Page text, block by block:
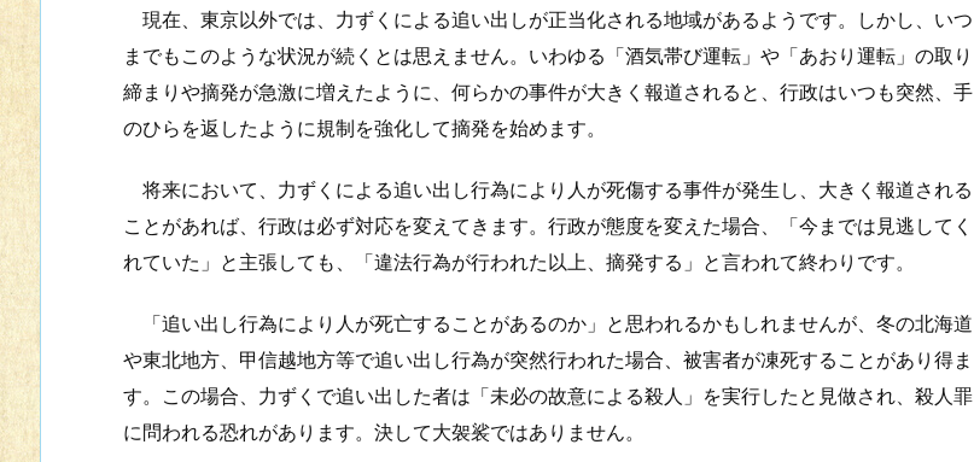
現在、東京以外では、力ずくによる追い出しが正当化される地域があるようです。しかし、いつ
までもこのような状況が続くとは思えません。いわゆる「酒気帯び運転」や「あおり運転」の取り
締まりや摘発が急激に増えたように、何らかの事件が大きく報道されると、行政はいつも突然、手
のひらを返したように規制を強化して摘発を始めます。
将来において、力ずくによる追い出し行為により人が死傷する事件が発生し、大きく報道される
ことがあれば、行政は必ず対応を変えてきます。行政が態度を変えた場合、「今までは見逃してく
れていた」と主張しても、「違法行為が行われた以上、摘発する」と言われて終わりです。
「追い出し行為により人が死亡することがあるのか」と思われるかもしれませんが、冬の北海道
や東北地方、甲信越地方等で追い出し行為が突然行われた場合、被害者が凍死することがあり得ま
す。この場合、力ずくで追い出した者は「未必の故意による殺人」を実行したと見做され、殺人罪
に問われる恐れがあります。決して大袈裟ではありません。